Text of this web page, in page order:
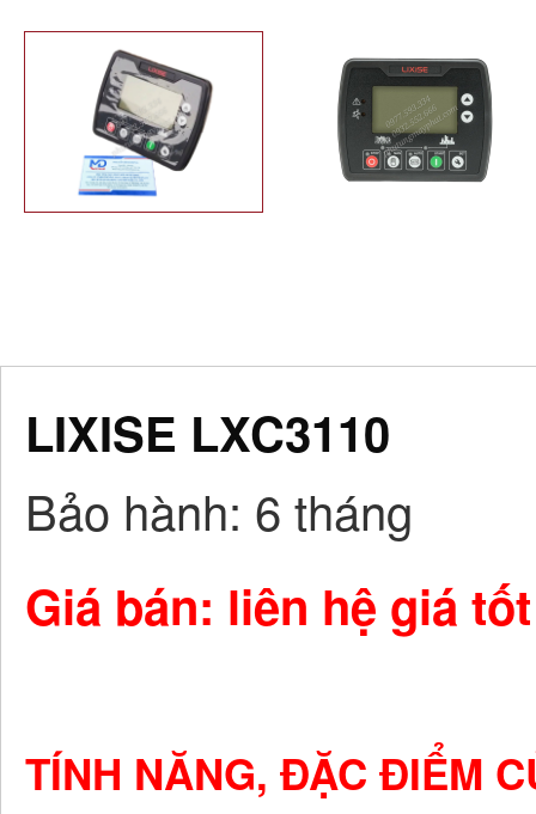
LIXISE LXC3110
Bảo hành: 6 tháng
Giá bán: liên hệ giá tốt
TÍNH NĂNG, ĐẶC ĐIỂM